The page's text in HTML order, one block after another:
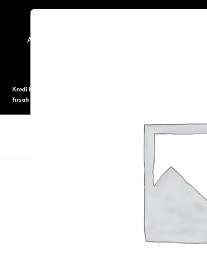
Kredi Kartı ile 12 aya varan taksitli alışveriş imkanı. Üstelik ilk 6
fırsatı.
SAAT